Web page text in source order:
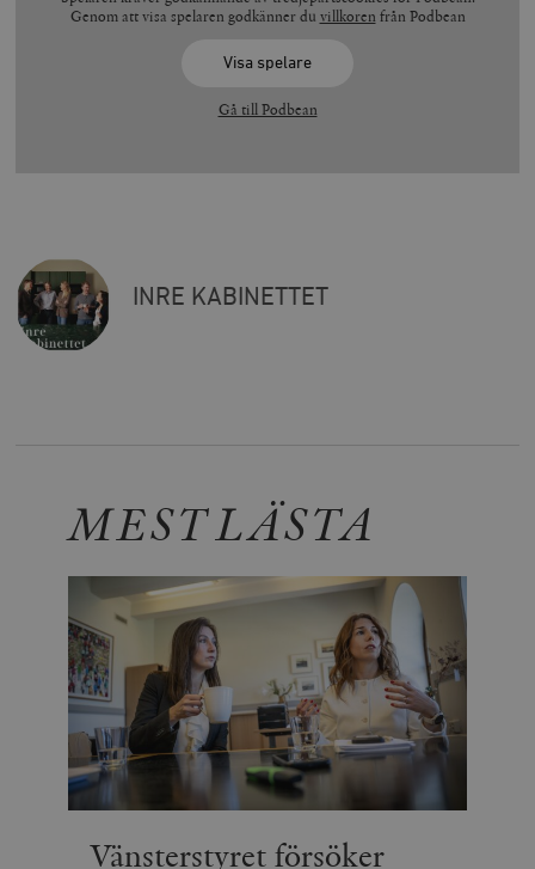
Genom att visa spelaren godkänner du villkoren från Podbean
Visa spelare
Gå till Podbean
INRE KABINETTET
MEST LÄSTA
Vänsterstyret försöker